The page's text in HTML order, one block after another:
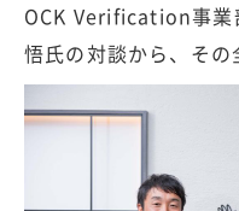
OCK Verification事業
悟氏の対談から、その